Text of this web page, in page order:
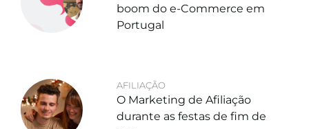
boom do e-Commerce em
Portugal
AFILIAÇÃO
O Marketing de Afiliação
durante as festas de fim de